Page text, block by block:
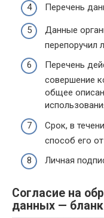
Перечень
Данные
перепоручил
Перечень
совершение
общее
Срок, в
способ его
Личная
Согласие на
данных —